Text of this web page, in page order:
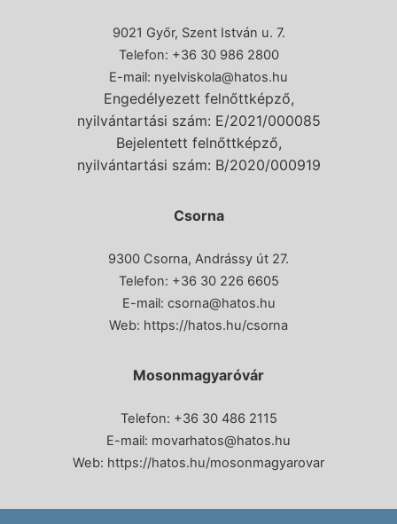
9021 Győr, Szent István u. 7.
Telefon: +36 30 986 2800
E-mail: nyelviskola@hatos.hu
Engedélyezett felnőttképző,
nyilvántartási szám: E/2021/000085
Bejelentett felnőttképző,
nyilvántartási szám: B/2020/000919
Csorna
9300 Csorna, Andrássy út 27.
Telefon: +36 30 226 6605
E-mail: csorna@hatos.hu
Web: https://hatos.hu/csorna
Mosonmagyaróvár
Telefon: +36 30 486 2115
E-mail: movarhatos@hatos.hu
Web: https://hatos.hu/mosonmagyarovar